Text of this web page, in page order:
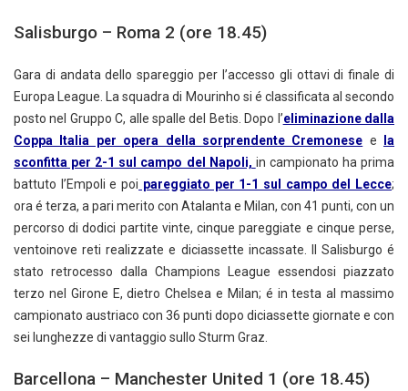
Salisburgo – Roma 2 (ore 18.45)
Gara di andata dello spareggio per l’accesso gli ottavi di finale di
Europa League. La squadra di Mourinho si é classificata al secondo
posto nel Gruppo C, alle spalle del Betis. Dopo l’eliminazione dalla
Coppa Italia per opera della sorprendente Cremonese e
la
sconfitta per 2-1 sul campo del Napoli, in campionato ha prima
battuto l’Empoli e poi pareggiato per 1-1 sul campo del Lecce;
ora é terza, a pari merito con Atalanta e Milan, con 41 punti, con un
percorso di dodici partite vinte, cinque pareggiate e cinque perse,
ventoinove reti realizzate e diciassette incassate. Il Salisburgo é
stato retrocesso dalla Champions League essendosi piazzato
terzo nel Girone E, dietro Chelsea e Milan; é in testa al massimo
campionato austriaco con 36 punti dopo diciassette giornate e con
sei lunghezze di vantaggio sullo Sturm Graz.
Barcellona – Manchester United 1 (ore 18.45)